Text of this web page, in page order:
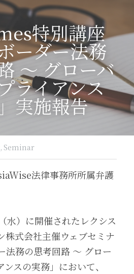
特別講座
ーダー法務
～ グローバ
ライアンス
実施報告
Seminar
法律事務所所属弁護
水）に開催されたレクシス
株式会社主催ウェブセミナ
法務の思考回路 ～ グロー
スの実務」において、